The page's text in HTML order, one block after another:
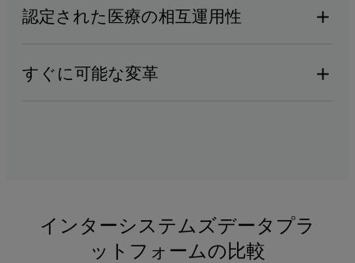
平方向の大規模な拡張性を備え、クラウド展開にも
対応しており、ビッグデータアプリケーションに最
認定された医療の相互運用性
プロトコルを厚くサポートすることで、継続したケ
ア全体の相互運用性とワークフローの改善を実現し
すぐに可能な変革
インターシステムズデータプラ
ットフォームの比較